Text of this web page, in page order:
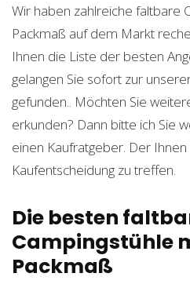
Wir haben zahlreiche faltbare
Packmaß auf dem Markt
Ihnen die Liste der besten
gelangen Sie sofort zur
gefunden. . Möchten Sie
erkunden? Dann bitte ich Sie
einen Kaufratgeber. Der Ihnen
Kaufentscheidung zu treffen.
Die besten
Campingstühle
Packmaß